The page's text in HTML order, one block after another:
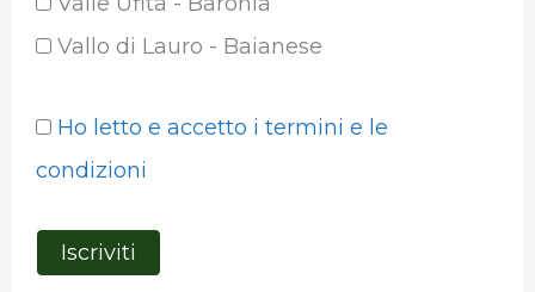
Vallo di Lauro - Baianese
Ho letto e accetto i termini e le
condizioni